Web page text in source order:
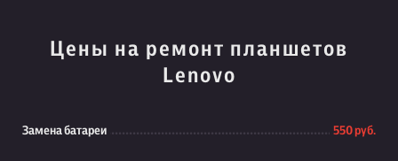
Цены на ремонт планшетов
Lenovo
Замена батареи 550 руб.